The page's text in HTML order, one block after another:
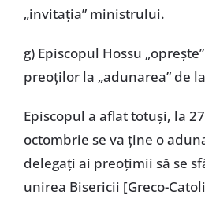
„invitația” ministrului.
g) Episcopul Hossu
preoților la „adunarea” de
Episcopul a aflat totuși, la
octombrie se va ține o
delegați ai preoțimii să se
unirea Bisericii [Greco-